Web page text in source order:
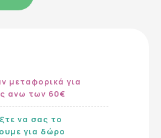
μεταφορικά για
ανω των 60€
να σας το
για δώρο